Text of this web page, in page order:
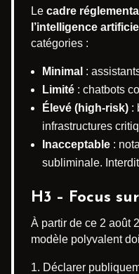
Le cadre
l’intelligence
catégories :
Minimal :
Limité : chatbots
Élevé (high-risk) :
infrastructures
Inacceptable :
subliminale.
H3 – Focus
À partir de ce 2 août
modèle polyvalent
Déclarer